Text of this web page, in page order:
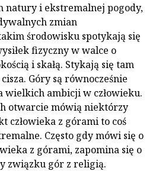
natury i ekstremalnej pogody,
zmian
środowisku spotykają się
fizyczny w walce o
i skałą. Stykają się tam
Góry są równocześnie
wielkich ambicji w człowieku.
otwarcie mówią niektórzy
człowieka z górami to coś
Często gdy mówi się o
z górami, zapomina się o
związku gór z religią.